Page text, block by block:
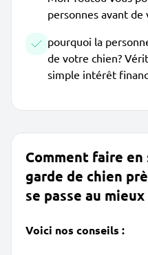
personnes avant de
pourquoi la
de votre chien?
simple intérêt
Comment faire
garde de chien
se passe au mieux
Voici nos conseils :